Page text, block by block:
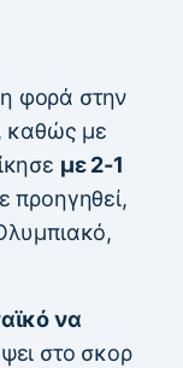
φορά στην
καθώς με
με 2-1
προηγηθεί,
να
στο σκορ